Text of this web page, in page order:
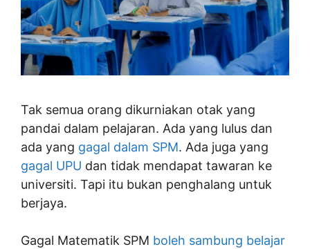
Tak semua orang dikurniakan otak yang
pandai dalam pelajaran. Ada yang lulus dan
ada yang gagal dalam SPM. Ada juga yang
gagal UPU dan tidak mendapat tawaran ke
universiti. Tapi itu bukan penghalang untuk
berjaya.
Gagal Matematik SPM boleh sambung belajar